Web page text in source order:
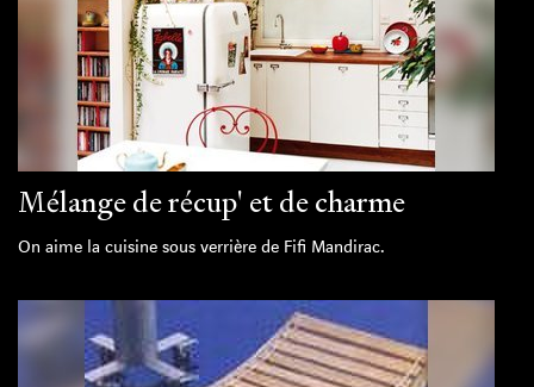
Mélange de récup' et de charme
On aime la cuisine sous verrière de Fifi Mandirac.